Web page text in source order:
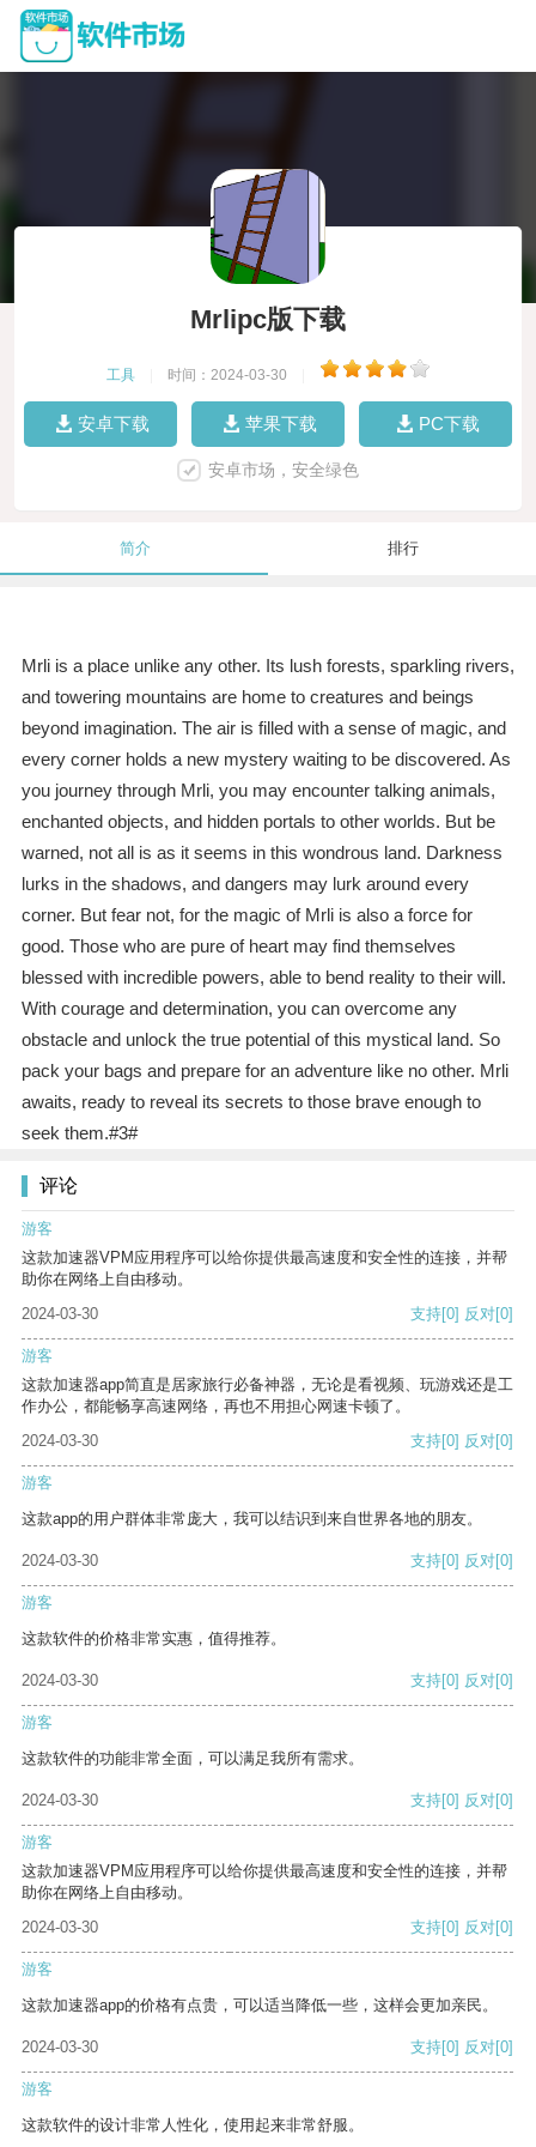
Mrlipc版下载
工具 时间：2024-03-30
安卓下载 苹果下载 PC下载
安卓市场，安全绿色
简介 排行
Mrli is a place unlike any other. Its lush forests, sparkling rivers,
and towering mountains are home to creatures and beings
beyond imagination. The air is filled with a sense of magic, and
every corner holds a new mystery waiting to be discovered. As
you journey through Mrli, you may encounter talking animals,
enchanted objects, and hidden portals to other worlds. But be
warned, not all is as it seems in this wondrous land. Darkness
lurks in the shadows, and dangers may lurk around every
corner. But fear not, for the magic of Mrli is also a force for
good. Those who are pure of heart may find themselves
blessed with incredible powers, able to bend reality to their will.
With courage and determination, you can overcome any
obstacle and unlock the true potential of this mystical land. So
pack your bags and prepare for an adventure like no other. Mrli
awaits, ready to reveal its secrets to those brave enough to
seek them.#3#
评论
游客
这款加速器VPM应用程序可以给你提供最高速度和安全性的连接，并帮
助你在网络上自由移动。
2024-03-30
支持[0] 反对[0]
游客
这款加速器app简直是居家旅行必备神器，无论是看视频、玩游戏还是工
作办公，都能畅享高速网络，再也不用担心网速卡顿了。
2024-03-30
支持[0] 反对[0]
游客
这款app的用户群体非常庞大，我可以结识到来自世界各地的朋友。
2024-03-30 支持[0] 反对[0]
游客
这款软件的价格非常实惠，值得推荐。
2024-03-30 支持[0] 反对[0]
游客
这款软件的功能非常全面，可以满足我所有需求。
2024-03-30 支持[0] 反对[0]
游客
这款加速器VPM应用程序可以给你提供最高速度和安全性的连接，并帮
助你在网络上自由移动。
2024-03-30
支持[0] 反对[0]
游客
这款加速器app的价格有点贵，可以适当降低一些，这样会更加亲民。
2024-03-30 支持[0] 反对[0]
游客
这款软件的设计非常人性化，使用起来非常舒服。